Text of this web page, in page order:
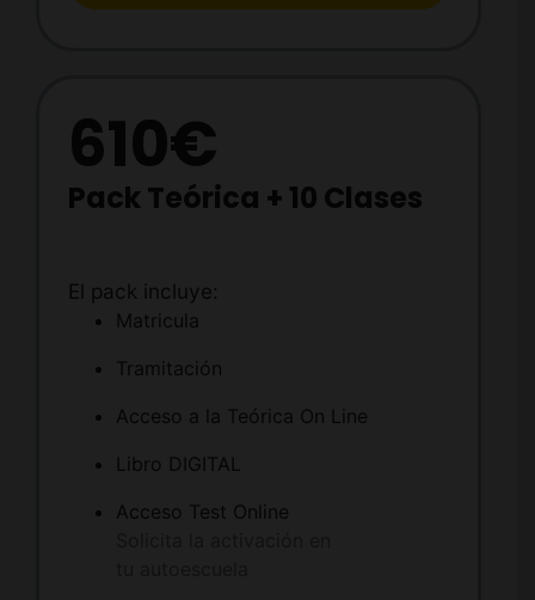
610€
Pack Teórica + 10 Clases
El pack incluye:
Matricula
Tramitación
Acceso a la Teórica On Line
Libro DIGITAL
Acceso Test Online